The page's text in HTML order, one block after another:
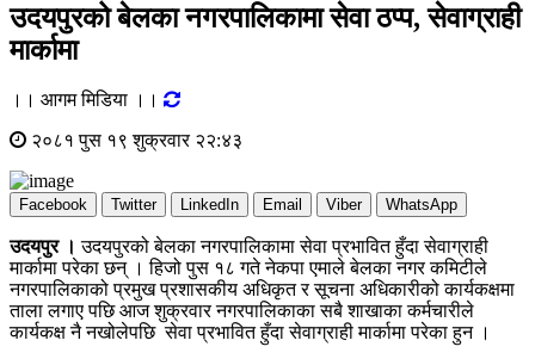
उदयपुरको बेलका नगरपालिकामा सेवा ठप्प, सेवाग्राही
मार्कामा
।। आगम मिडिया ।।
२०८१ पुस १९ शुक्रवार २२:४३
Facebook Twitter LinkedIn Email Viber WhatsApp
उदयपुर ।उदयपुरको बेलका नगरपालिकामा सेवा प्रभावित हुँदा सेवाग्राही
मार्कामा परेका छन् । हिजो पुस १८ गते नेकपा एमाले बेलका नगर कमिटीले
नगरपालिकाको प्रमुख प्रशासकीय अधिकृत र सूचना अधिकारीको कार्यकक्षमा
ताला लगाए पछि आज शुक्रवार नगरपालिकाका सबै शाखाका कर्मचारीले
कार्यकक्ष नै नखोलेपछि सेवा प्रभावित हुँदा सेवाग्राही मार्कामा परेका हुन ।